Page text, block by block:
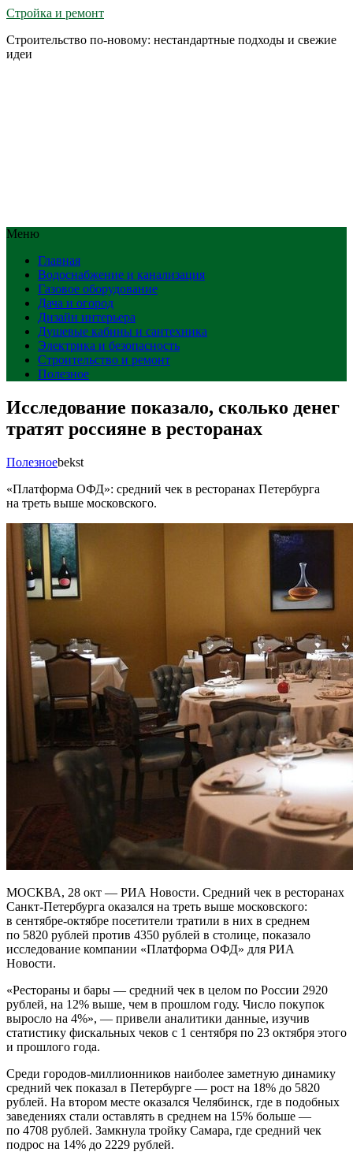
Стройка и ремонт
Строительство по-новому: нестандартные подходы и свежие
идеи
Меню
Главная
Водоснабжение и канализация
Газовое оборудование
Дача и огород
Дизайн интерьера
Душевые кабины и сантехника
Электрика и безопасность
Строительство и ремонт
Полезное
Исследование показало, сколько денег
тратят россияне в ресторанах
Полезноеbekst
«Платформа ОФД»: средний чек в ресторанах Петербурга
на треть выше московского.
МОСКВА, 28 окт — РИА Новости. Средний чек в ресторанах
Санкт-Петербурга оказался на треть выше московского:
в сентябре-октябре посетители тратили в них в среднем
по 5820 рублей против 4350 рублей в столице, показало
исследование компании «Платформа ОФД» для РИА
Новости.
«Рестораны и бары — средний чек в целом по России 2920
рублей, на 12% выше, чем в прошлом году. Число покупок
выросло на 4%», — привели аналитики данные, изучив
статистику фискальных чеков с 1 сентября по 23 октября этого
и прошлого года.
Среди городов-миллионников наиболее заметную динамику
средний чек показал в Петербурге — рост на 18% до 5820
рублей. На втором месте оказался Челябинск, где в подобных
заведениях стали оставлять в среднем на 15% больше —
по 4708 рублей. Замкнула тройку Самара, где средний чек
подрос на 14% до 2229 рублей.